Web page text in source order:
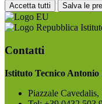
Accetta tutti Salva le
Contatti
Istituto Tecnico Antonio
Piazzale